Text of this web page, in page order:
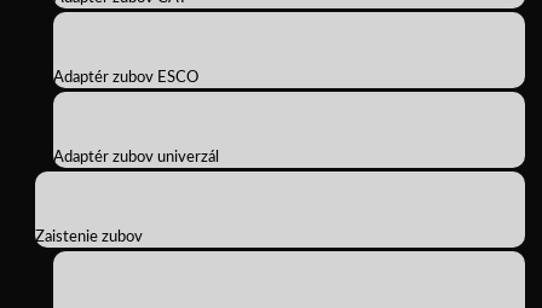
Adaptér zubov ESCO
Adaptér zubov univerzál
Zaistenie zubov